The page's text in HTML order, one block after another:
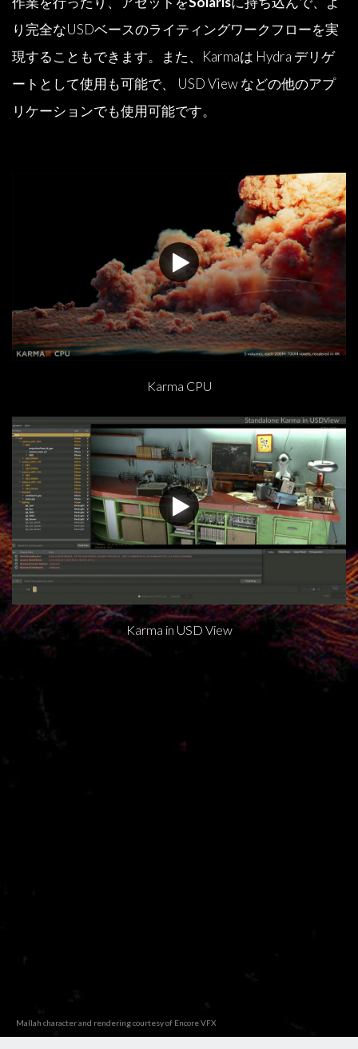
り完全なUSDベースのライティングワークフローを実
現することもできます。また、Karmaは Hydra デリゲ
ートとして使用も可能で、 USD View などの他のアプ
リケーションでも使用可能です。
Karma CPU
Karma in USD View
Mallah character and rendering courtesy of Encore VFX